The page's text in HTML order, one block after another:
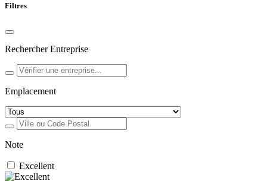
Filtres
Rechercher Entreprise
Emplacement
Note
Excellent